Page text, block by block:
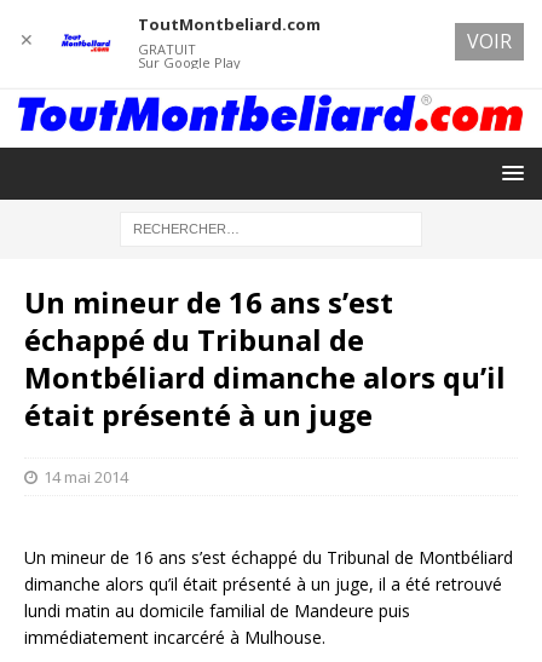
Un mineur de 16 ans s’est
échappé du Tribunal de
Montbéliard dimanche alors qu’il
était présenté à un juge
14 mai 2014
Un mineur de 16 ans s’est échappé du Tribunal de Montbéliard
dimanche alors qu’il était présenté à un juge, il a été retrouvé
lundi matin au domicile familial de Mandeure puis
immédiatement incarcéré à Mulhouse.
✕
ToutMontbeliard.com
GRATUIT
Sur Google Play
VOIR